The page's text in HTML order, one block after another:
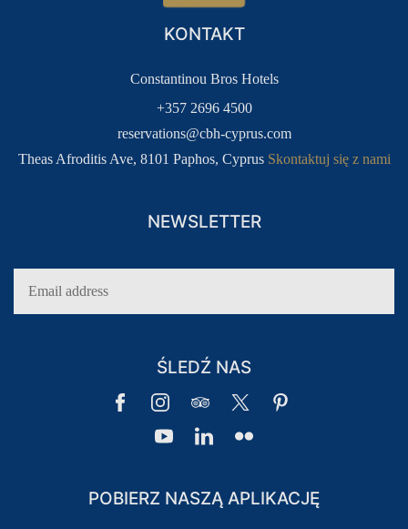
KONTAKT
Constantinou Bros Hotels
+357 2696 4500
reservations@cbh-cyprus.com
Theas Afroditis Ave, 8101 Paphos, Cyprus Skontaktuj się z nami
NEWSLETTER
ŚLEDŹ NAS
POBIERZ NASZĄ APLIKACJĘ